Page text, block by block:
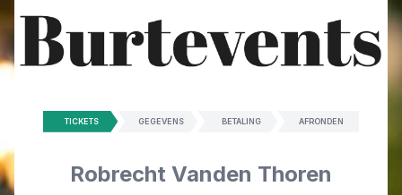
TICKETS GEGEVENS BETALING AFRONDEN
Robrecht Vanden Thoren